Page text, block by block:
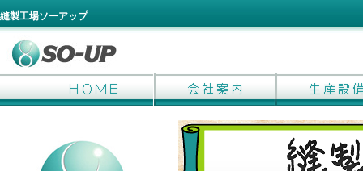
縫製工場ソーアップ